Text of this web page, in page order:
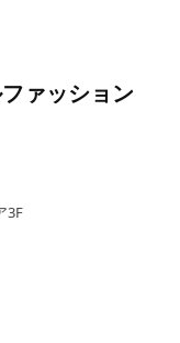
ァッション
3F